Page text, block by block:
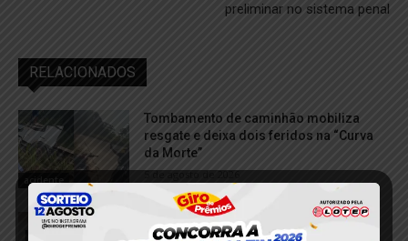
preliminar no sistema penal
RELACIONADOS
acidente
Tombamento de caminhão mobiliza
resgate e deixa dois feridos na “Curva
da Morte”
5 de agosto de 2026
Escola A Mão Cooperadora é
reinaugurada após ampliação e ganha